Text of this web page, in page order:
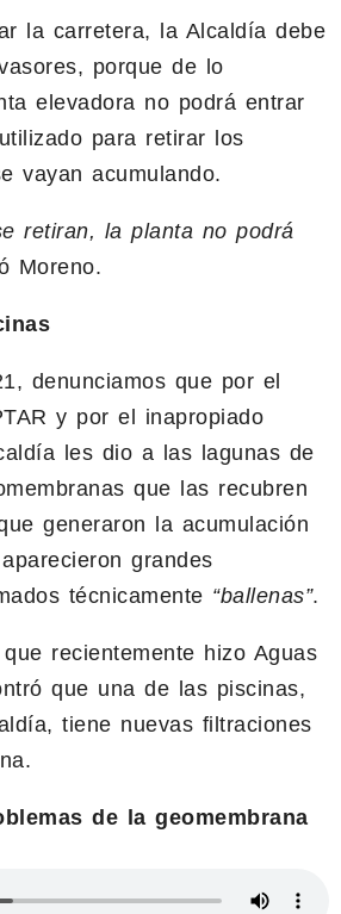
la carretera, la Alcaldía debe
porque de lo
elevadora no podrá entrar
para retirar los
vayan acumulando.
retiran, la planta no podrá
Moreno.
denunciamos que por el
y por el inapropiado
les dio a las lagunas de
que las recubren
generaron la acumulación
grandes
técnicamente “ballenas”.
recientemente hizo Aguas
que una de las piscinas,
tiene nuevas filtraciones
de la geomembrana